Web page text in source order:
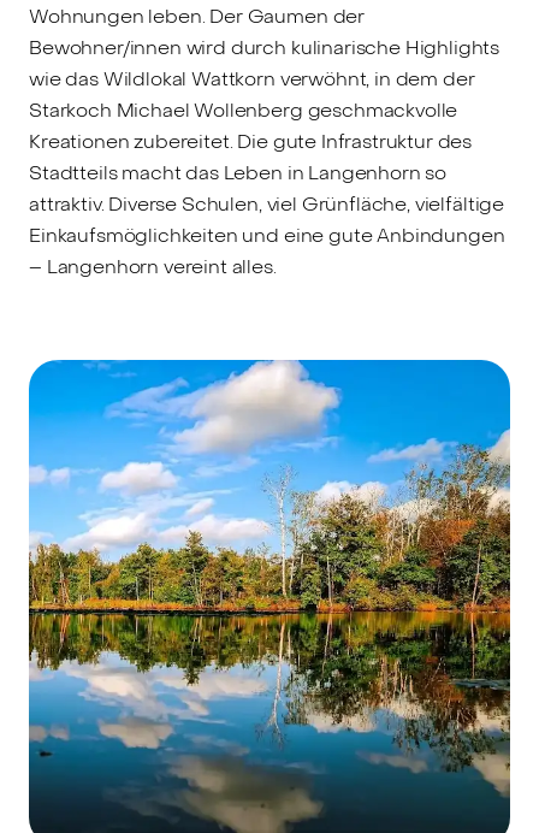
Wohnungen leben. Der Gaumen der
Bewohner/innen wird durch kulinarische Highlights
wie das Wildlokal Wattkorn verwöhnt, in dem der
Starkoch Michael Wollenberg geschmackvolle
Kreationen zubereitet. Die gute Infrastruktur des
Stadtteils macht das Leben in Langenhorn so
attraktiv. Diverse Schulen, viel Grünfläche, vielfältige
Einkaufsmöglichkeiten und eine gute Anbindungen
– Langenhorn vereint alles.